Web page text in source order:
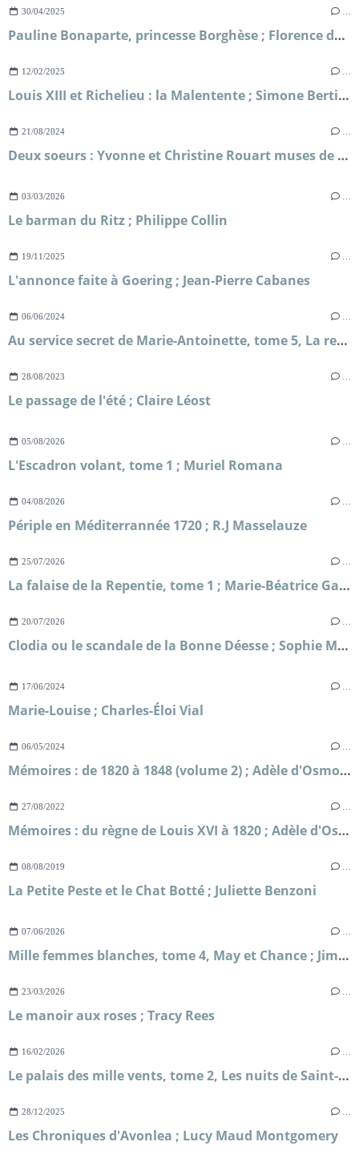
30/04/2025
Pauline Bonaparte, princesse Borghèse ; Florence de Baudus
12/02/2025
Louis XIII et Richelieu : la Malentente ; Simone Bertière
21/08/2024
Deux soeurs : Yvonne et Christine Rouart muses de l'impressionnisme ; Dominique Bona
03/03/2026
Le barman du Ritz ; Philippe Collin
19/11/2025
L'annonce faite à Goering ; Jean-Pierre Cabanes
06/06/2024
Au service secret de Marie-Antoinette, tome 5, La reine se confine ; Frédéric Lenormand
28/08/2023
Le passage de l'été ; Claire Léost
05/08/2026
L'Escadron volant, tome 1 ; Muriel Romana
04/08/2026
Périple en Méditerrannée 1720 ; R.J Masselauze
25/07/2026
La falaise de la Repentie, tome 1 ; Marie-Béatrice Gauvin
20/07/2026
Clodia ou le scandale de la Bonne Déesse ; Sophie Malick-Prunier
17/06/2024
Marie-Louise ; Charles-Éloi Vial
06/05/2024
Mémoires : de 1820 à 1848 (volume 2) ; Adèle d'Osmond comtesse de Boigne
27/08/2022
Mémoires : du règne de Louis XVI à 1820 ; Adèle d'Osmond, comtesse de Boigne
08/08/2019
La Petite Peste et le Chat Botté ; Juliette Benzoni
07/06/2026
Mille femmes blanches, tome 4, May et Chance ; Jim Fergus
23/03/2026
Le manoir aux roses ; Tracy Rees
16/02/2026
Le palais des mille vents, tome 2, Les nuits de Saint-Pétersbourg ; Kate McAlistair
28/12/2025
Les Chroniques d'Avonlea ; Lucy Maud Montgomery